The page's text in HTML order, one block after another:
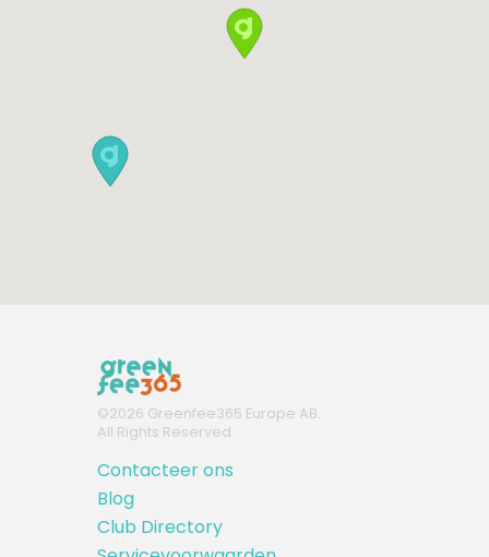
©2026 Greenfee365 Europe AB.
All Rights Reserved
Contacteer ons
Blog
Club Directory